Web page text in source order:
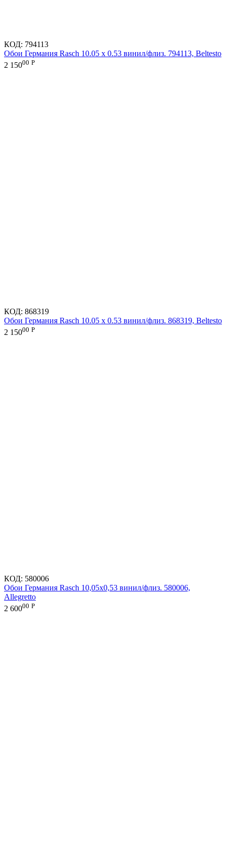
КОД: 794113
Обои Германия Rasch 10.05 х 0.53 винил/флиз. 794113, Beltesto
2 15000 Р
КОД: 868319
Обои Германия Rasch 10.05 х 0.53 винил/флиз. 868319, Beltesto
2 15000 Р
КОД: 580006
Обои Германия Rasch 10,05x0,53 винил/флиз. 580006,
Allegretto
2 60000 Р